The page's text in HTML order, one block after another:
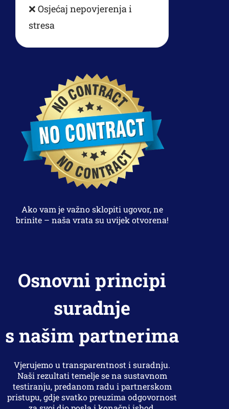
❌ Osjećaj nepovjerenja i
stresa
Ako vam je važno sklopiti ugovor, ne
brinite – naša vrata su uvijek otvorena!
Osnovni principi
suradnje
s našim partnerima
Vjerujemo u transparentnost i suradnju.
Naši rezultati temelje se na sustavnom
testiranju, predanom radu i partnerskom
pristupu, gdje svatko preuzima odgovornost